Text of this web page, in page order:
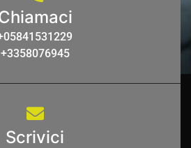
+3358076945
Scrivici